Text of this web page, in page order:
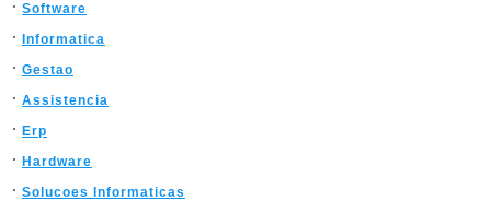
Software
Informatica
Gestao
Assistencia
Erp
Hardware
Solucoes Informaticas